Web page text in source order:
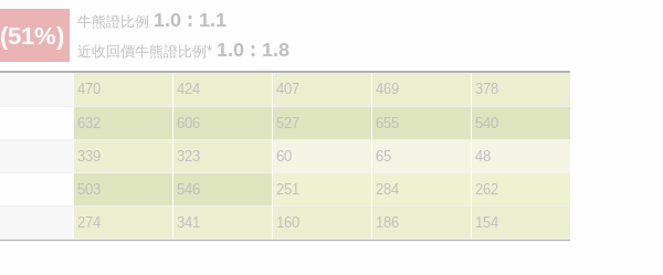
(51%)
牛熊證比例 1.0 : 1.1
近收回價牛熊證比例* 1.0 : 1.8
470 424 407 469
378
632 606 527 655
540
339 323 60 65
48
503 546 251 284
262
274 341 160 186 154